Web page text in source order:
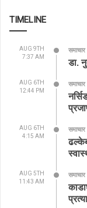
TIMELINE
AUG 9TH
7:37 AM
समाचार
डा.
AUG 6TH
12:44 PM
समाचार
AUG 6TH
4:15 AM
समाचार
AUG 5TH
11:43 AM
समाचार